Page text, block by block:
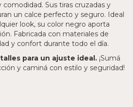
Sus tiras cruzadas y
un calce perfecto y seguro. Ideal
look, su color negro aporta
Fabricada con materiales de
y confort durante todo el día.
para un ajuste ideal. ¡Sumá
y caminá con estilo y seguridad!